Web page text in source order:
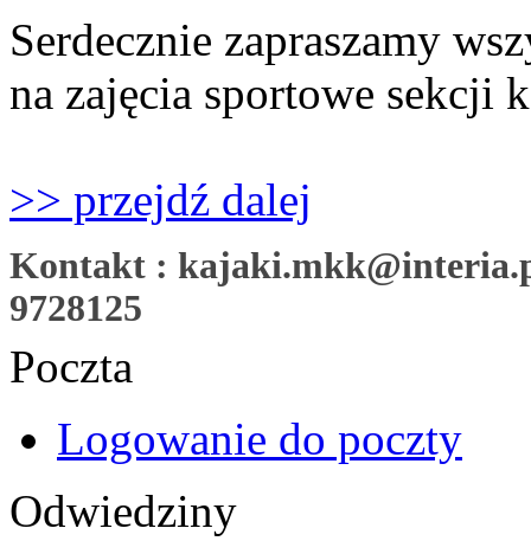
Serdecznie zapraszamy
na zajęcia sportowe sekcji
>> przejdź dalej
Kontakt :
9728125
Poczta
Logowanie do poczty
Odwiedziny